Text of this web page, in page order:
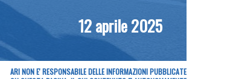
12 aprile 2025
ARI NON E' RESPONSABILE DELLE INFORMAZIONI PUBBLICATE